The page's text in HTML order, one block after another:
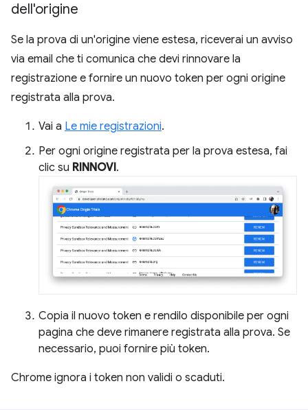
dell'origine
Se la prova di un'origine viene estesa, riceverai un avviso
via email che ti comunica che devi rinnovare la
registrazione e fornire un nuovo token per ogni origine
registrata alla prova.
Vai a Le mie registrazioni.
Per ogni origine registrata per la prova estesa, fai
clic su RINNOVI.
Copia il nuovo token e rendilo disponibile per ogni
pagina che deve rimanere registrata alla prova. Se
necessario, puoi fornire più token.
Chrome ignora i token non validi o scaduti.